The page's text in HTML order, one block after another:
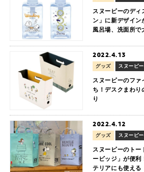
スヌーピーのデ
ン」に新デザイン
風呂場、洗面所で
2022.4.13
グッズ スヌーピ
スヌーピーのファ
ち！デスクまわり
り
2022.4.12
グッズ スヌーピ
スヌーピーのトー
ービッジ」が便利
テリアにも使える